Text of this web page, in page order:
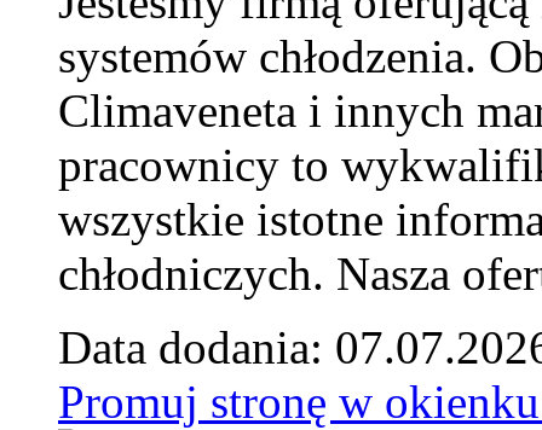
systemów chłodzenia.
Climaveneta i innych
pracownicy to
wszystkie istotne
chłodniczych. Nasza
Data dodania:
Promuj stronę w